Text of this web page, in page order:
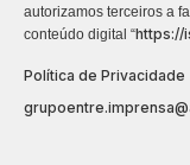
autorizamos terceiros a
conteúdo digital “https://
Política de Privacidade